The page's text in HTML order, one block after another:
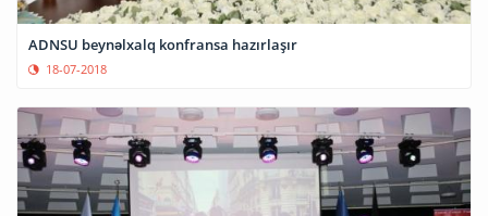
ADNSU beynəlxalq konfransa hazırlaşır
18-07-2018